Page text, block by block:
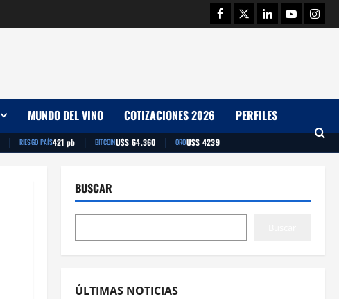
Facebook
TwitterLinkedinYoutube
MUNDO DEL VINO COTIZACIONES 2026 PERFILES
| RIESGO PAÍS421 pb | BITCOINU$S 64.360 | OROU$S 4239
BUSCAR
ÚLTIMAS NOTICIAS